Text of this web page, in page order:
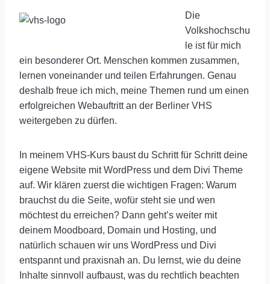
Die
Volkshochschu
le ist für mich
ein besonderer Ort. Menschen kommen zusammen,
lernen voneinander und teilen Erfahrungen. Genau
deshalb freue ich mich, meine Themen rund um einen
erfolgreichen Webauftritt an der Berliner VHS
weitergeben zu dürfen.
In meinem VHS-Kurs baust du Schritt für Schritt deine
eigene Website mit WordPress und dem Divi Theme
auf. Wir klären zuerst die wichtigen Fragen: Warum
brauchst du die Seite, wofür steht sie und wen
möchtest du erreichen? Dann geht’s weiter mit
deinem Moodboard, Domain und Hosting, und
natürlich schauen wir uns WordPress und Divi
entspannt und praxisnah an. Du lernst, wie du deine
Inhalte sinnvoll aufbaust, was du rechtlich beachten